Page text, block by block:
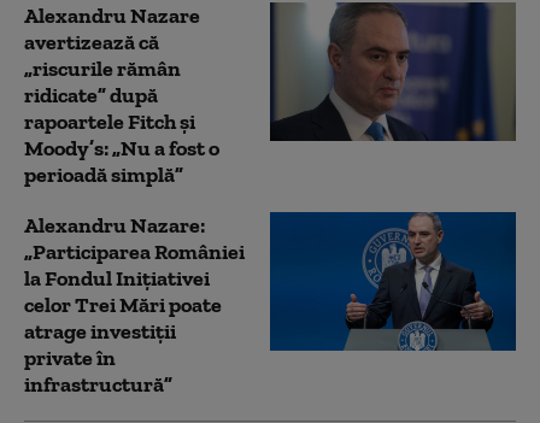
Alexandru Nazare
avertizează că
„riscurile rămân
ridicate” după
rapoartele Fitch și
Moody’s: „Nu a fost o
perioadă simplă”
Alexandru Nazare:
„Participarea României
la Fondul Inițiativei
celor Trei Mări poate
atrage investiții
private în
infrastructură”